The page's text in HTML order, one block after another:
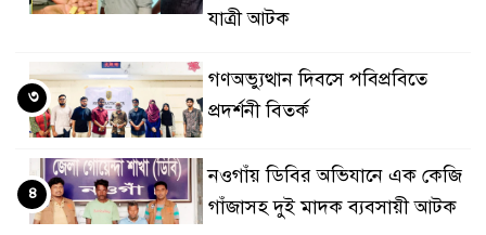
যাত্রী আটক
গণঅভ্যুত্থান দিবসে পবিপ্রবিতে
প্রদর্শনী বিতর্ক
৩
নওগাঁয় ডিবির অভিযানে এক কেজি
গাঁজাসহ দুই মাদক ব্যবসায়ী আটক
৪